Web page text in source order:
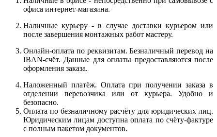
офиса интернет-магазина.
Наличные курьеру - в случае доставки курьером или
после завершения монтажных работ мастеру.
Онлайн-оплата по реквизитам. Безналичный перевод на
IBAN-счёт. Данные для оплаты предоставляются после
оформления заказа.
Наложенный платёж. Оплата при получении заказа в
отделении перевозчика или от курьера. Удобно и
безопасно.
Оплата по безналичному расчёту для юридических лиц.
Юридическим лицам доступна оплата по счёту-фактуре
с полным пакетом документов.